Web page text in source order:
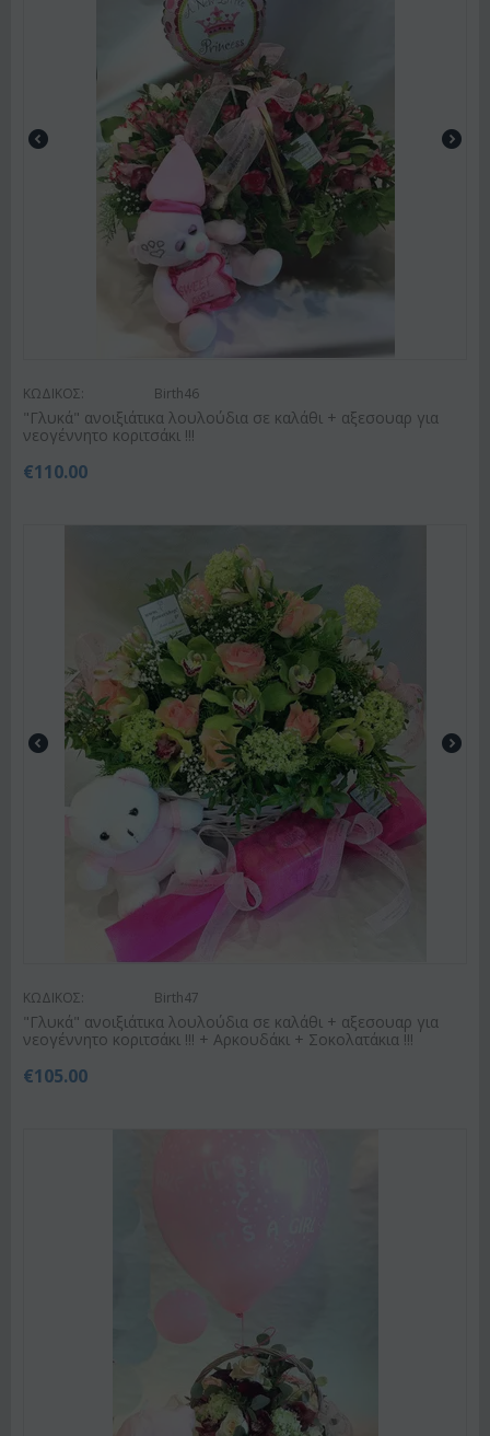
ΚΩΔΙΚΟΣ: Birth46
"Γλυκά" ανοιξιάτικα λουλούδια σε καλάθι + αξεσουαρ για
νεογέννητο κοριτσάκι !!!
€110.00
ΚΩΔΙΚΟΣ: Birth47
"Γλυκά" ανοιξιάτικα λουλούδια σε καλάθι + αξεσουαρ για
νεογέννητο κοριτσάκι !!! + Αρκουδάκι + Σοκολατάκια !!!
€105.00